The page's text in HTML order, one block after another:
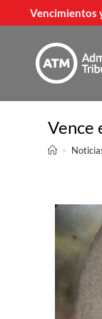
Vencimientos
Vence
>